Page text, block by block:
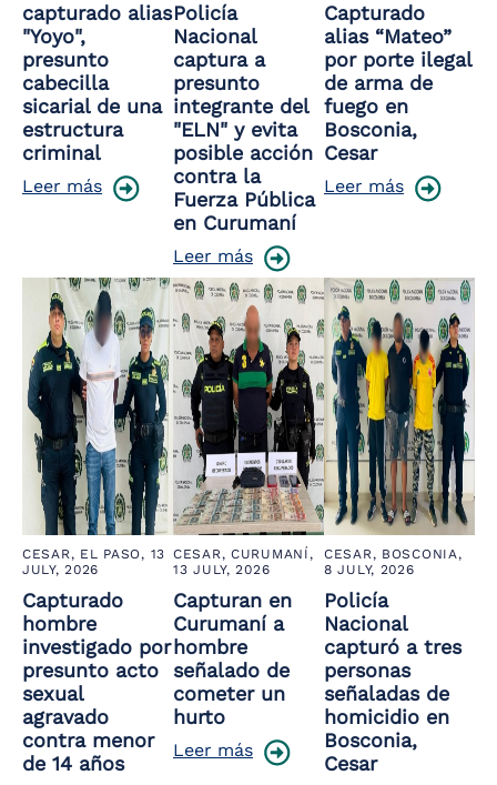
capturado alias
"Yoyo",
presunto
cabecilla
sicarial de una
estructura
criminal
Leer más
Policía
Nacional
captura a
presunto
integrante del
"ELN" y evita
posible acción
contra la
Fuerza Pública
en Curumaní
Leer más
Capturado
alias “Mateo”
por porte ilegal
de arma de
fuego en
Bosconia,
Cesar
Leer más
CESAR, EL PASO, 13
JULY, 2026
Capturado
hombre
investigado por
presunto acto
sexual
agravado
contra menor
de 14 años
CESAR, CURUMANÍ,
13 JULY, 2026
Capturan en
Curumaní a
hombre
señalado de
cometer un
hurto
Leer más
CESAR, BOSCONIA,
8 JULY, 2026
Policía
Nacional
capturó a tres
personas
señaladas de
homicidio en
Bosconia,
Cesar